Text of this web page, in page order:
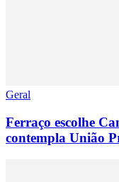
Geral
Ferraço escolhe
contempla União